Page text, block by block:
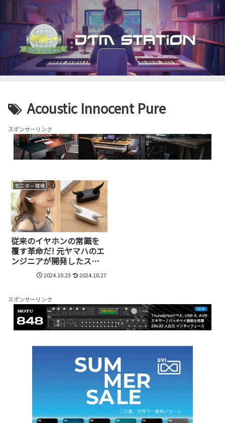
Acoustic Innocent Pure
スポンサーリンク
モニター環境
従来のイヤホンの常識を
覆す革命だ! 元ヤマハのエ
ンジニアが開発したスタ
ジオモニタースピーカー
の響きを再現するAIPの破
2024.10.23 2024.10.27
スポンサーリンク